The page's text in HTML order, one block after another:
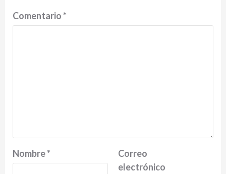
Comentario*
Nombre*
Correo
electrónico